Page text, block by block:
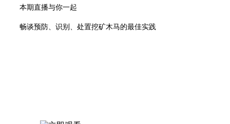
本期直播与你一起
畅谈预防、识别、处置挖矿木马的最佳实践